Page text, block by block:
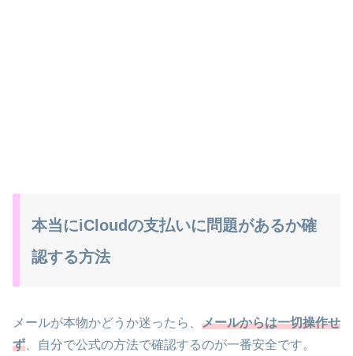
本当にiCloudの支払いに問題があるか確
認する方法
メールが本物かどうか迷ったら、 メールからは一切操作せ
ず、自分で公式の方法で確認するのが一番安全です。